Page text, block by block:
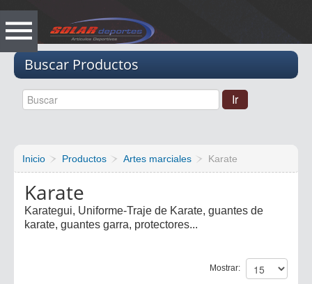
Buscar Productos
Inicio Productos Artes marciales Karate
Karate
Karategui, Uniforme-Traje de Karate, guantes de
karate, guantes garra, protectores...
Mostrar: